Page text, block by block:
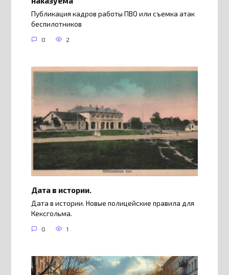
Публикация кадров работы ПВО или съемка атак
беспилотников
0 2
Дата в истории.
Дата в истории. Новые полицейские правила для
Кексгольма.
0 1